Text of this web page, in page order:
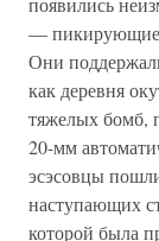
— пикирующие
Они
как деревня
тяжелых бомб,
20-мм
эсэсовцы
наступающих
которой была